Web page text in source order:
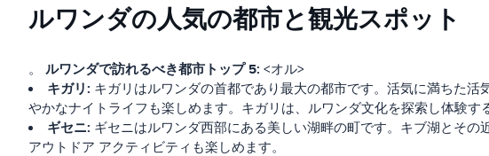
ルワンダの人気の都市と観光スポット
。 ルワンダで訪れるべき都市トップ 5: <オル>
キガリ: キガリはルワンダの首都であり最大の都市です。活気に満ちた
やかなナイトライフも楽しめます。キガリは、ルワンダ文化を探索し体験す
ギセニ: ギセニはルワンダ西部にある美しい湖畔の町です。キブ湖とそ
アウトドア アクティビティも楽しめます。